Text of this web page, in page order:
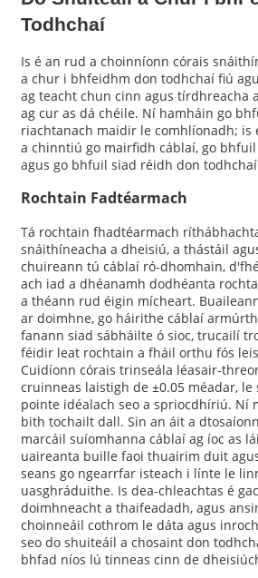
Todhchaí
Is é an rud a choinníonn córais
a chur i bhfeidhm don todhchaí fiú
ag teacht chun cinn agus tírdhreacha
ag cur as dá chéile. Ní hamháin go
riachtanach maidir le comhlíonadh; is
a chinntiú go mairfidh cáblaí, go
agus go bhfuil siad réidh don
Rochtain Fadtéarmach
Tá rochtain fhadtéarmach
snáithíneacha a dheisiú, a thástáil
chuireann tú cáblaí ró-dhomhain,
ach iad a dhéanamh dodhéanta
a théann rud éigin mícheart.
ar doimhne, go háirithe cáblaí
fanann siad sábháilte ó sioc, trucailí
féidir leat rochtain a fháil orthu fós
Cuidíonn córais trinseála léasair-
cruinneas laistigh de ±0.05 méadar,
pointe idéalach seo a spriocdhíriú. Ní
bith tochailt dall. Sin an áit a
marcáil suíomhanna cáblaí ag íoc as
uaireanta buille faoi thuairim duit
seans go ngearrfar isteach i línte le
uasghráduithe. Is dea-chleachtas é
doimhneacht a thaifeadadh, agus
choinneáil cothrom le dáta agus
seo do shuiteáil a chosaint don
bhfad níos lú tinneas cinn de